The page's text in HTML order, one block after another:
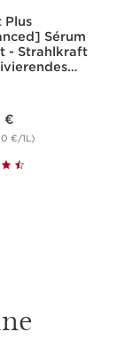
Plus
Sérum
- Strahlkraft
€
€/1L)